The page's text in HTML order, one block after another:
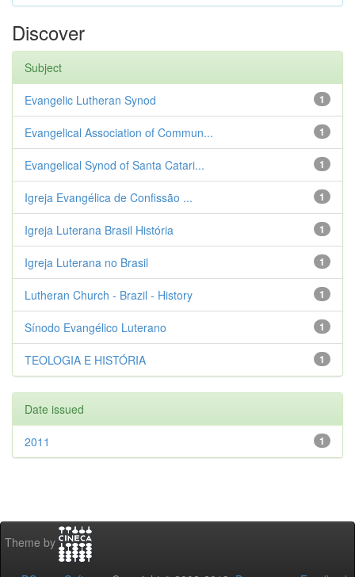
Discover
Subject
1
Evangelic Lutheran Synod
1
Evangelical Association of Commun...
1
Evangelical Synod of Santa Catari...
1
Igreja Evangélica de Confissão ...
1
Igreja Luterana Brasil História
1
Igreja Luterana no Brasil
1
Lutheran Church - Brazil - History
1
Sínodo Evangélico Luterano
1
TEOLOGIA E HISTÓRIA
Date issued
1
2011
Theme by